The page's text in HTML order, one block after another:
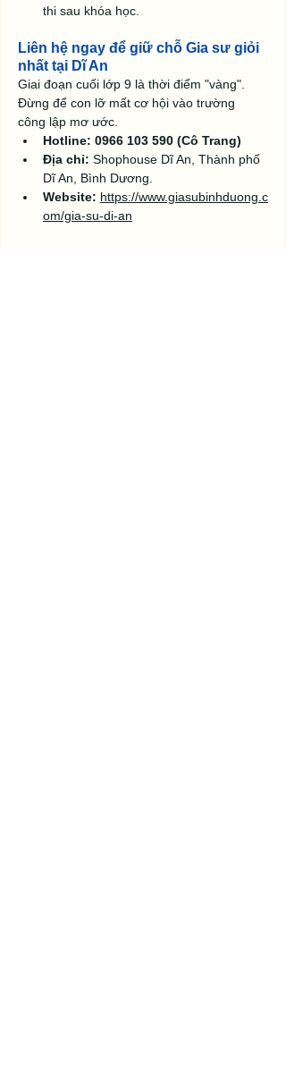
thi sau khóa học.
Liên hệ ngay để giữ chỗ Gia sư giỏi
nhất tại Dĩ An
Giai đoạn cuối lớp 9 là thời điểm "vàng".
Đừng để con lỡ mất cơ hội vào trường
công lập mơ ước.
Hotline: 0966 103 590 (Cô Trang)
Địa chỉ: Shophouse Dĩ An, Thành phố
Dĩ An, Bình Dương.
Website: https://www.giasubinhduong.c
om/gia-su-di-an